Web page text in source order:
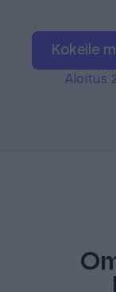
Kokeile
Aloitus